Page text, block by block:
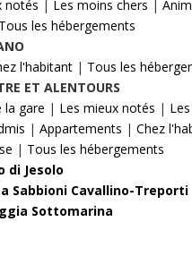
notés | Les moins chers |
Tous les hébergements
l'habitant | Tous les
ET ALENTOURS
la gare | Les mieux notés |
| Appartements | Chez
| Tous les hébergements
di Jesolo
Sabbioni Cavallino-Treporti
Sottomarina